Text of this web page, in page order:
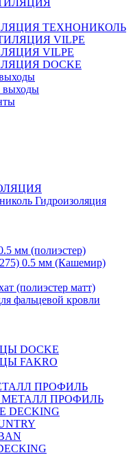
ТЕХНОНИКОЛЬ
VILPE
DOCKE
выходы
Гидроизоляция
мм (полиэстер)
0.5 мм (Кашемир)
(полиэстер матт)
фальцевой кровли
DOCKE
FAKRO
ПРОФИЛЬ
ПРОФИЛЬ
DECKING